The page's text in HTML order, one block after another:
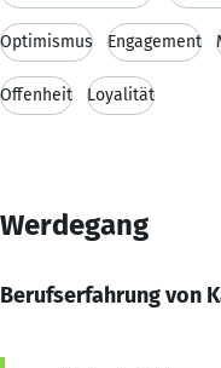
Optimismus Engagement
Offenheit Loyalität
Werdegang
Berufserfahrung von